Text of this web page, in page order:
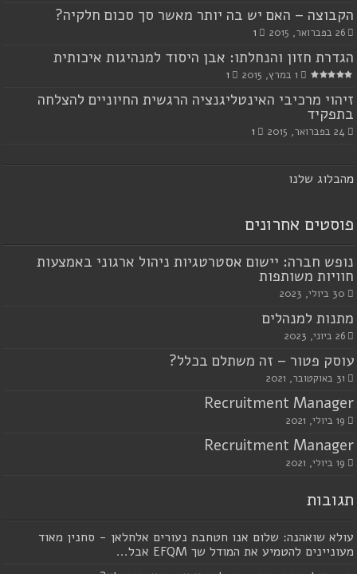
הקבוצה – האם יש בה יותר מאשר סך סכום חלקיה?
26 בפברואר, 2015 1
הגדרת חזון והנחלתו: אבן היסוד למנהיגות איכותית
1 במרץ, 2015 1
זיהוי מרכיבי האינטליגנציה הרגשית החיוניים להצלחה
בתפקיד
24 בפברואר, 2015 1
מהבלוג שלנו
פוסטים אחרונים
נופש חברה: יישום אסטרטגיות ניהול ארגוני באמצעות
חוויות משותפות
30 ביולי, 2023
מתנות למנהלים
26 ביוני, 2023
עוסק פטור – זה משתלם בכלל?
31 באוקטובר, 2021
Recruitment Manager
19 ביולי, 2021
Recruitment Manager
19 ביולי, 2021
תגובות
עולא שואהנה: שלום אנו חטחבת נעורים אלחלאן - סחנין מאוד
מעוניינים להטמיע את המודל שך EFQM אבל...